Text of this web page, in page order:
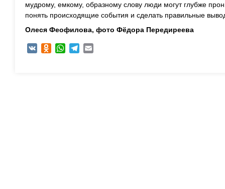
мудрому, емкому, образному слову люди могут глубже
понять происходящие события и сделать правильные
Олеся Феофилова, фото Фёдора Передиреева
VK Odnoklassniki
WhatsAppTelegram